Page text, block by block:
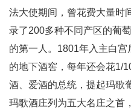
法大使期间，曾花费大量时
录了200多种不同产区的葡
的第一人。1801年入主白
的地下酒窖，每年还会花1/
酒、爱酒的总统，提起玛歌
玛歌酒庄列为五大名庄之首